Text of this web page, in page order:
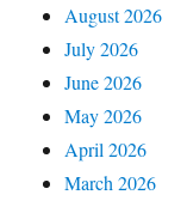
August 2026
July 2026
June 2026
May 2026
April 2026
March 2026